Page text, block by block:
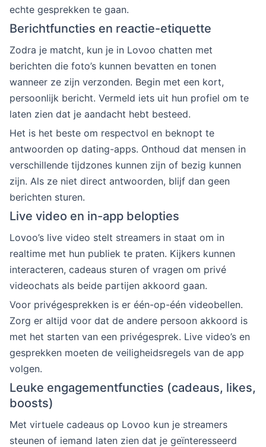
echte gesprekken te gaan.
Berichtfuncties en reactie-etiquette
Zodra je matcht, kun je in Lovoo chatten met
berichten die foto’s kunnen bevatten en tonen
wanneer ze zijn verzonden. Begin met een kort,
persoonlijk bericht. Vermeld iets uit hun profiel om te
laten zien dat je aandacht hebt besteed.
Het is het beste om respectvol en beknopt te
antwoorden op dating-apps. Onthoud dat mensen in
verschillende tijdzones kunnen zijn of bezig kunnen
zijn. Als ze niet direct antwoorden, blijf dan geen
berichten sturen.
Live video en in-app belopties
Lovoo’s live video stelt streamers in staat om in
realtime met hun publiek te praten. Kijkers kunnen
interacteren, cadeaus sturen of vragen om privé
videochats als beide partijen akkoord gaan.
Voor privégesprekken is er één-op-één videobellen.
Zorg er altijd voor dat de andere persoon akkoord is
met het starten van een privégesprek. Live video’s en
gesprekken moeten de veiligheidsregels van de app
volgen.
Leuke engagementfuncties (cadeaus, likes,
boosts)
Met virtuele cadeaus op Lovoo kun je streamers
steunen of iemand laten zien dat je geïnteresseerd